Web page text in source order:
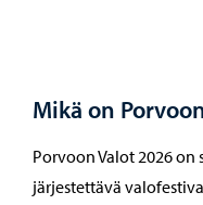
Mikä on
Porvoon Valot 2026 on
järjestettävä